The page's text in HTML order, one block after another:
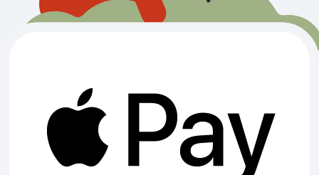
Всі категорії
Ветклініки
Зоомагазини
Готелі
Вигул
Грумінги
Розплідники